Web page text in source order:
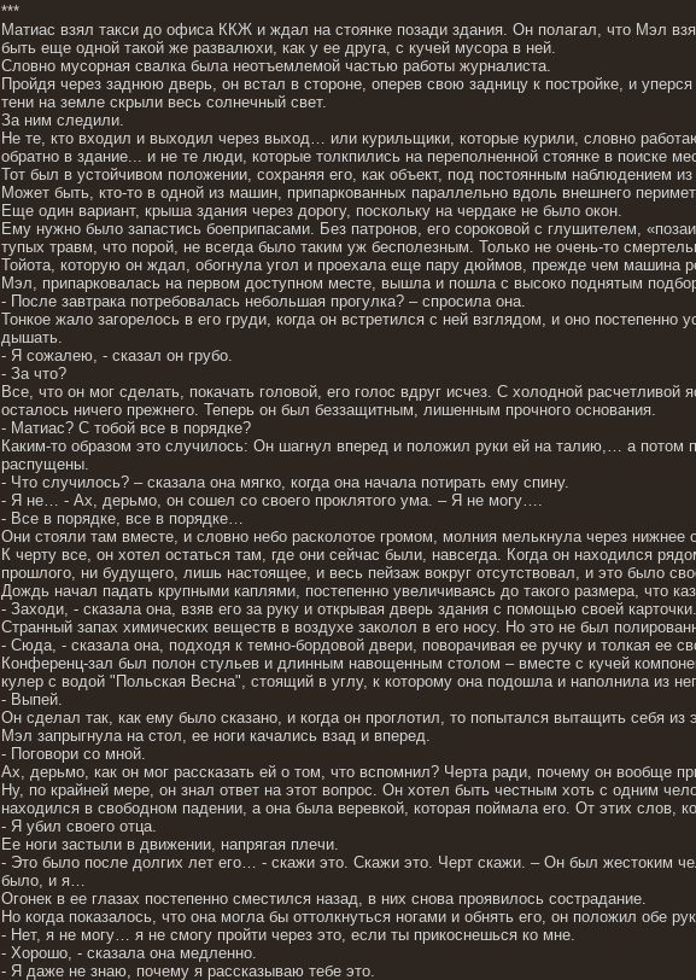
***
Матиас взял такси до офиса ККЖ и ждал на стоянке позади здания. Он полагал, что Мэл
быть еще одной такой же развалюхи, как у ее друга, с кучей мусора в ней.
Словно мусорная свалка была неотъемлемой частью работы журналиста.
Пройдя через заднюю дверь, он встал в стороне, оперев свою задницу к постройке, и
тени на земле скрыли весь солнечный свет.
За ним следили.
Не те, кто входил и выходил через выход… или курильщики, которые курили, словно
обратно в здание... и не те люди, которые толкпились на переполненной стоянке в поиске
Тот был в устойчивом положении, сохраняя его, как объект, под постоянным наблюдением
Может быть, кто-то в одной из машин, припаркованных параллельно вдоль внешнего
Еще один вариант, крыша здания через дорогу, поскольку на чердаке не было окон.
Ему нужно было запастись боеприпасами. Без патронов, его сороковой с глушителем,
тупых травм, что порой, не всегда было таким уж бесполезным. Только не очень-то
Тойота, которую он ждал, обогнула угол и проехала еще пару дюймов, прежде чем машина
Мэл, припарковалась на первом доступном месте, вышла и пошла с высоко поднятым
- После завтрака потребовалась небольшая прогулка? – спросила она.
Тонкое жало загорелось в его груди, когда он встретился с ней взглядом, и оно
дышать.
- Я сожалею, - сказал он грубо.
- За что?
Все, что он мог сделать, покачать головой, его голос вдруг исчез. С холодной
осталось ничего прежнего. Теперь он был беззащитным, лишенным прочного основания.
- Матиас? С тобой все в порядке?
Каким-то образом это случилось: Он шагнул вперед и положил руки ей на талию,… а
распущены.
- Что случилось? – сказала она мягко, когда она начала потирать ему спину.
- Я не… - Ах, дерьмо, он сошел со своего проклятого ума. – Я не могу….
- Все в порядке, все в порядке…
Они стояли там вместе, и словно небо расколотое громом, молния мелькнула через нижнее
К черту все, он хотел остаться там, где они сейчас были, навсегда. Когда он находился
прошлого, ни будущего, лишь настоящее, и весь пейзаж вокруг отсутствовал, и это было
Дождь начал падать крупными каплями, постепенно увеличиваясь до такого размера, что
- Заходи, - сказала она, взяв его за руку и открывая дверь здания с помощью своей карточки.
Странный запах химических веществ в воздухе заколол в его носу. Но это не был
- Сюда, - сказала она, подходя к темно-бордовой двери, поворачивая ее ручку и толкая ее
Конференц-зал был полон стульев и длинным навощенным столом – вместе с кучей
кулер с водой "Польская Весна", стоящий в углу, к которому она подошла и наполнила из
- Выпей.
Он сделал так, как ему было сказано, и когда он проглотил, то попытался вытащить себя из
Мэл запрыгнула на стол, ее ноги качались взад и вперед.
- Поговори со мной.
Ах, дерьмо, как он мог рассказать ей о том, что вспомнил? Черта ради, почему он вообще
Ну, по крайней мере, он знал ответ на этот вопрос. Он хотел быть честным хоть с одним
находился в свободном падении, а она была веревкой, которая поймала его. От этих слов,
- Я убил своего отца.
Ее ноги застыли в движении, напрягая плечи.
- Это было после долгих лет его… - скажи это. Скажи это. Черт скажи. – Он был жестоким
было, и я…
Огонек в ее глазах постепенно сместился назад, в них снова проявилось сострадание.
Но когда показалось, что она могла бы оттолкнуться ногами и обнять его, он положил обе
- Нет, я не могу… я не смогу пройти через это, если ты прикоснешься ко мне.
- Хорошо, - сказала она медленно.
- Я даже не знаю, почему я рассказываю тебе это.